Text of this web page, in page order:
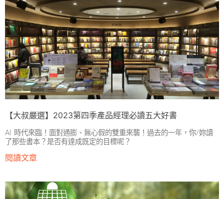
【大叔嚴選】2023第四季產品經理必讀五大好書
AI 時代來臨！面對通膨、無心假的雙重來襲！過去的一年，你/妳讀
了那些書本？是否有達成既定的目標呢？
閱讀文章